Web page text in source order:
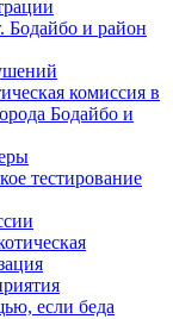
Бодайбо и район
комиссия в
Бодайбо и
тестирование
если беда